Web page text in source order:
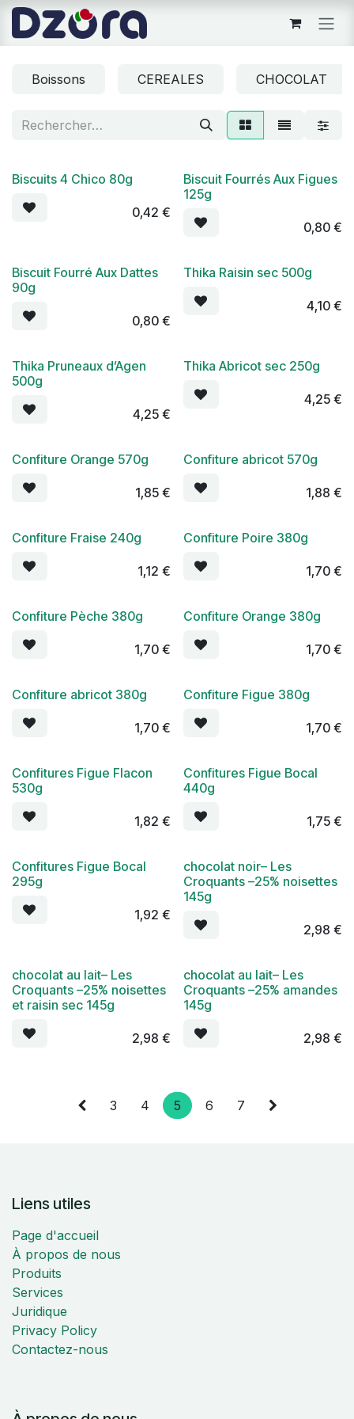
Se rendre au contenu
Boissons CEREALES CHOCOLAT
Biscuits 4 Chico 80g
0,42 €
Biscuit Fourrés Aux Figues
125g
0,80€
Biscuit Fourré Aux Dattes
90g
0,80€
Thika Raisin sec 500g
4,10€
Thika Pruneaux d’Agen
500g
4,25€
Thika Abricot sec 250g
4,25€
Confiture Orange 570g
1,85€
Confiture abricot 570g
1,88 €
Confiture Fraise 240g
1,12 €
Confiture Poire 380g
1,70€
Confiture Pèche 380g
1,70€
Confiture Orange 380g
1,70€
Confiture abricot 380g
1,70€
Confiture Figue 380g
1,70€
Confitures Figue Flacon
530g
1,82 €
Confitures Figue Bocal
440g
1,75€
Confitures Figue Bocal
295g
1,92 €
chocolat noir– Les
Croquants –25% noisettes
145g
2,98 €
chocolat au lait– Les
Croquants –25% noisettes
et raisin sec 145g
2,98 €
chocolat au lait– Les
Croquants –25% amandes
145g
2,98 €
3 4 5 6 7
Liens utiles
Page d'accueil
À propos de nous
Produits
Services
Juridique
Privacy Policy
Contactez-nous